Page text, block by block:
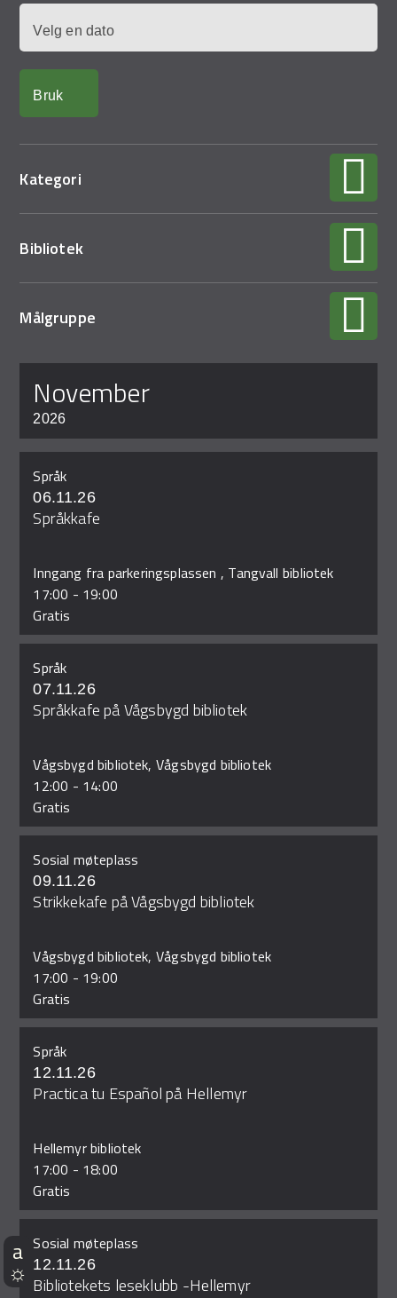
Kategori
Bibliotek
Målgruppe
november
2026
Språk
06.11.26
Språkkafe
Inngang fra parkeringsplassen , Tangvall bibliotek
17:00 - 19:00
Gratis
Språk
07.11.26
Språkkafe på Vågsbygd bibliotek
Vågsbygd bibliotek, Vågsbygd bibliotek
12:00 - 14:00
Gratis
Sosial møteplass
09.11.26
Strikkekafe på Vågsbygd bibliotek
Vågsbygd bibliotek, Vågsbygd bibliotek
17:00 - 19:00
Gratis
Språk
12.11.26
Practica tu Español på Hellemyr
Hellemyr bibliotek
17:00 - 18:00
Gratis
Sosial møteplass
12.11.26
Bibliotekets leseklubb -Hellemyr